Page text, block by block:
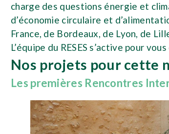
charge des questions énergie et
d’économie circulaire et
France, de Bordeaux, de Lyon, de
L’équipe du RESES s’active pour
Nos projets pour cette
Les premières Rencontres